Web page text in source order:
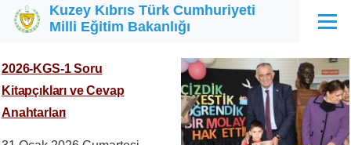
Ana içeriğe atla
Kuzey Kıbrıs Türk Cumhuriyeti
Milli Eğitim Bakanlığı
Menü
2026-KGS-1 Soru
Kitapçıkları ve Cevap
Anahtarları